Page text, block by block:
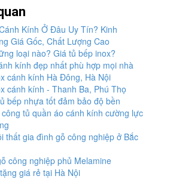
Kính Ở Đâu Uy Tín? Kinh
Giá Gốc, Chất Lượng Cao
loại nào? Giá tủ bếp inox?
kính đẹp nhất phù hợp mọi nhà
cánh kính Hà Đông, Hà Nội
cánh kính - Thanh Ba, Phú Thọ
bếp nhựa tốt đảm bảo độ bền
tủ quần áo cánh kính cường lực
thất gia đình gỗ công nghiệp ở Bắc
công nghiệp phủ Melamine
giá rẻ tại Hà Nội